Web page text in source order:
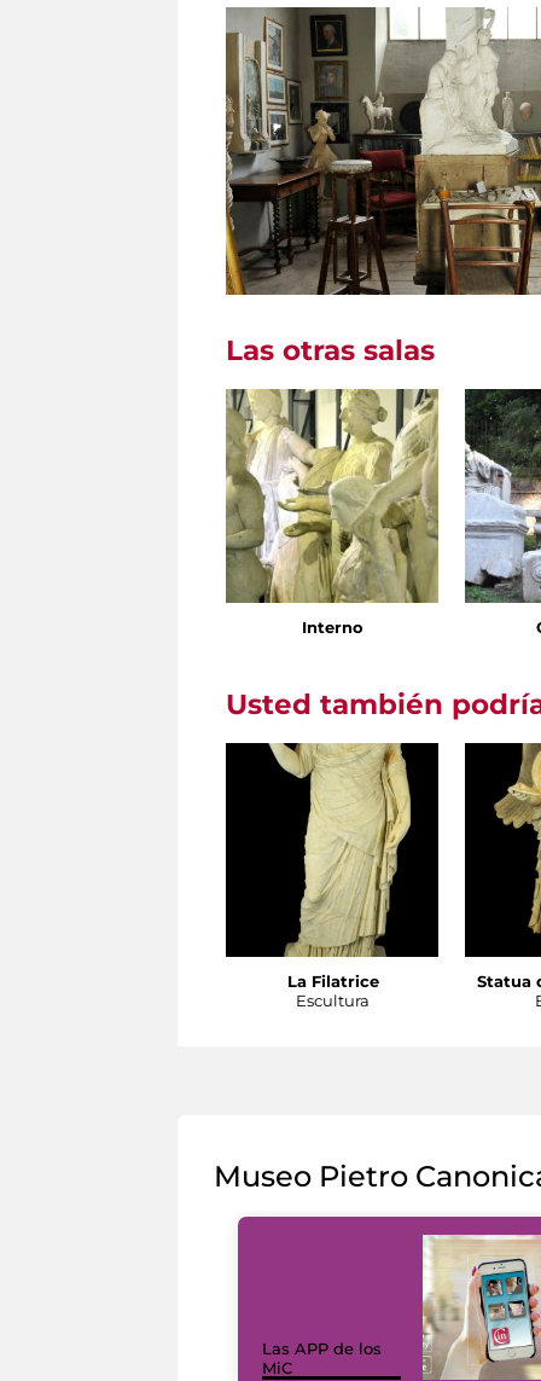
Las otras salas
Interno
Usted también
La Filatrice
Escultura
Statua
Museo Pietro
Las APP de los
MiC